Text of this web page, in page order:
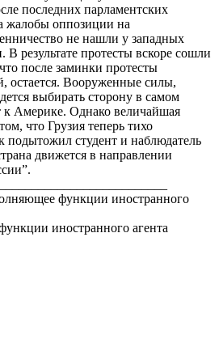
последних парламентских
жалобы оппозиции на
не нашли у западных
В результате протесты вскоре сошли
после заминки протесты
остается. Вооруженные силы,
выбирать сторону в самом
к Америке. Однако величайшая
что Грузия теперь тихо
подытожил студент и наблюдатель
движется в направлении
функции иностранного
иностранного агента